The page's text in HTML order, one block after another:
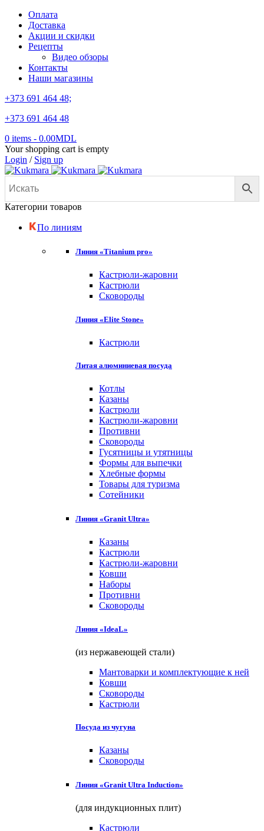
Оплата
Доставка
Акции и скидки
Рецепты
Видео обзоры
Контакты
Наши магазины
+373 691 464 48;
+373 691 464 48
0 items - 0.00MDL
Your shopping cart is empty
Login / Sign up
Категории товаров
По линиям
Линия «Titanium pro»
Кастрюли-жаровни
Кастрюли
Сковороды
Линия «Elite Stone»
Кастрюли
Литая алюминиевая посуда
Котлы
Казаны
Кастрюли
Кастрюли-жаровни
Противни
Сковороды
Гусятницы и утятницы
Формы для выпечки
Хлебные формы
Товары для туризма
Сотейники
Линия «Granit Ultra»
Казаны
Кастрюли
Кастрюли-жаровни
Ковши
Наборы
Противни
Сковороды
Линия «IdeaL»
(из нержавеющей стали)
Мантоварки и комплектующие к ней
Ковши
Сковороды
Кастрюли
Посуда из чугуна
Казаны
Сковороды
Линия «Granit Ultra Induction»
(для индукционных плит)
Кастрюли